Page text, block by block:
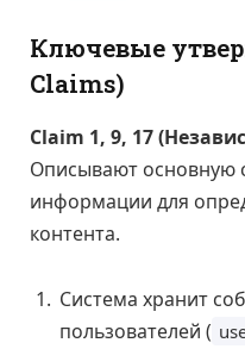
Ключевые
Claims)
Claim 1, 9, 17
Описывают основную
информации для
контента.
Система хранит
пользователей (